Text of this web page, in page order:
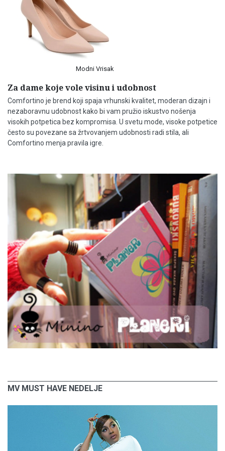
Modni Vrisak
Za dame koje vole visinu i udobnost
Comfortino je brend koji spaja vrhunski kvalitet, moderan dizajn i
nezaboravnu udobnost kako bi vam pružio iskustvo nošenja
visokih potpetica bez kompromisa. U svetu mode, visoke potpetice
često su povezane sa žrtvovanjem udobnosti radi stila, ali
Comfortino menja pravila igre.
MV MUST HAVE NEDELJE